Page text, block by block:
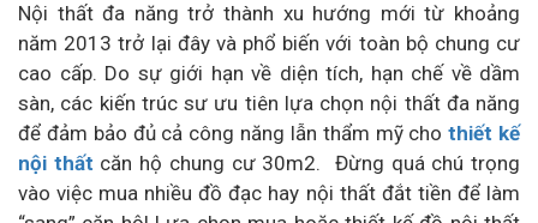
Nội thất đa năng trở thành xu hướng mới từ khoảng
năm 2013 trở lại đây và phổ biến với toàn bộ chung cư
cao cấp. Do sự giới hạn về diện tích, hạn chế về dầm
sàn, các kiến trúc sư ưu tiên lựa chọn nội thất đa năng
để đảm bảo đủ cả công năng lẫn thẩm mỹ chothiết kế
nội thất căn hộ chung cư 30m2. Đừng quá chú trọng
vào việc mua nhiều đồ đạc hay nội thất đắt tiền để làm